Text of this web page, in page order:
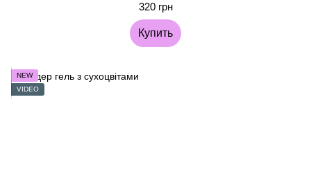
320 грн
Купить
NEW
VIDEO